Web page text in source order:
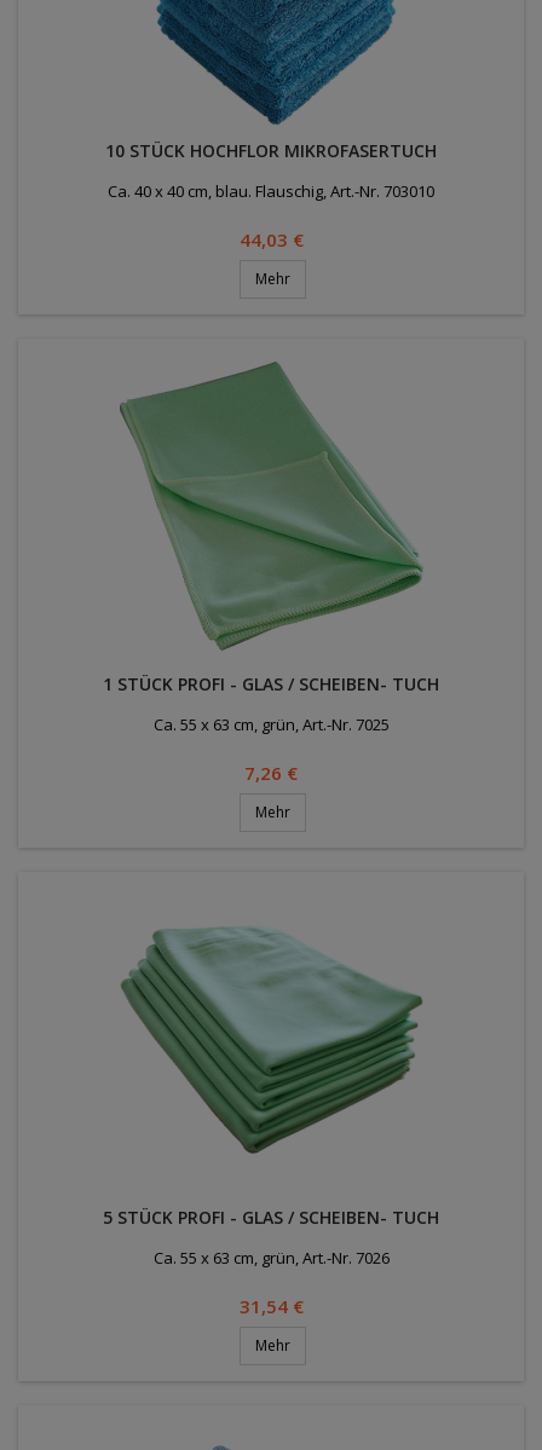
10 STÜCK HOCHFLOR MIKROFASERTUCH
Ca. 40 x 40 cm, blau. Flauschig, Art.-Nr. 703010
Preis
44,03 €
Mehr
1 STÜCK PROFI - GLAS / SCHEIBEN- TUCH
Ca. 55 x 63 cm, grün, Art.-Nr. 7025
Preis
7,26 €
Mehr
5 STÜCK PROFI - GLAS / SCHEIBEN- TUCH
Ca. 55 x 63 cm, grün, Art.-Nr. 7026
Preis
31,54 €
Mehr